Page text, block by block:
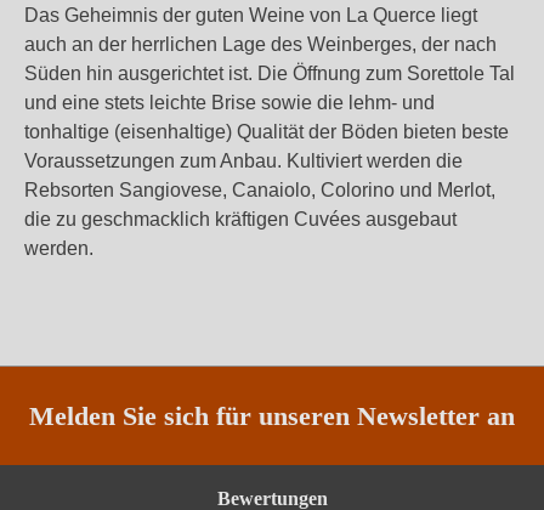
Das Geheimnis der guten Weine von La Querce liegt
auch an der herrlichen Lage des Weinberges, der nach
Süden hin ausgerichtet ist. Die Öffnung zum Sorettole Tal
und eine stets leichte Brise sowie die lehm- und
tonhaltige (eisenhaltige) Qualität der Böden bieten beste
Voraussetzungen zum Anbau. Kultiviert werden die
Rebsorten Sangiovese, Canaiolo, Colorino und Merlot,
die zu geschmacklich kräftigen Cuvées ausgebaut
werden.
Melden Sie sich für unseren Newsletter an
Bewertungen